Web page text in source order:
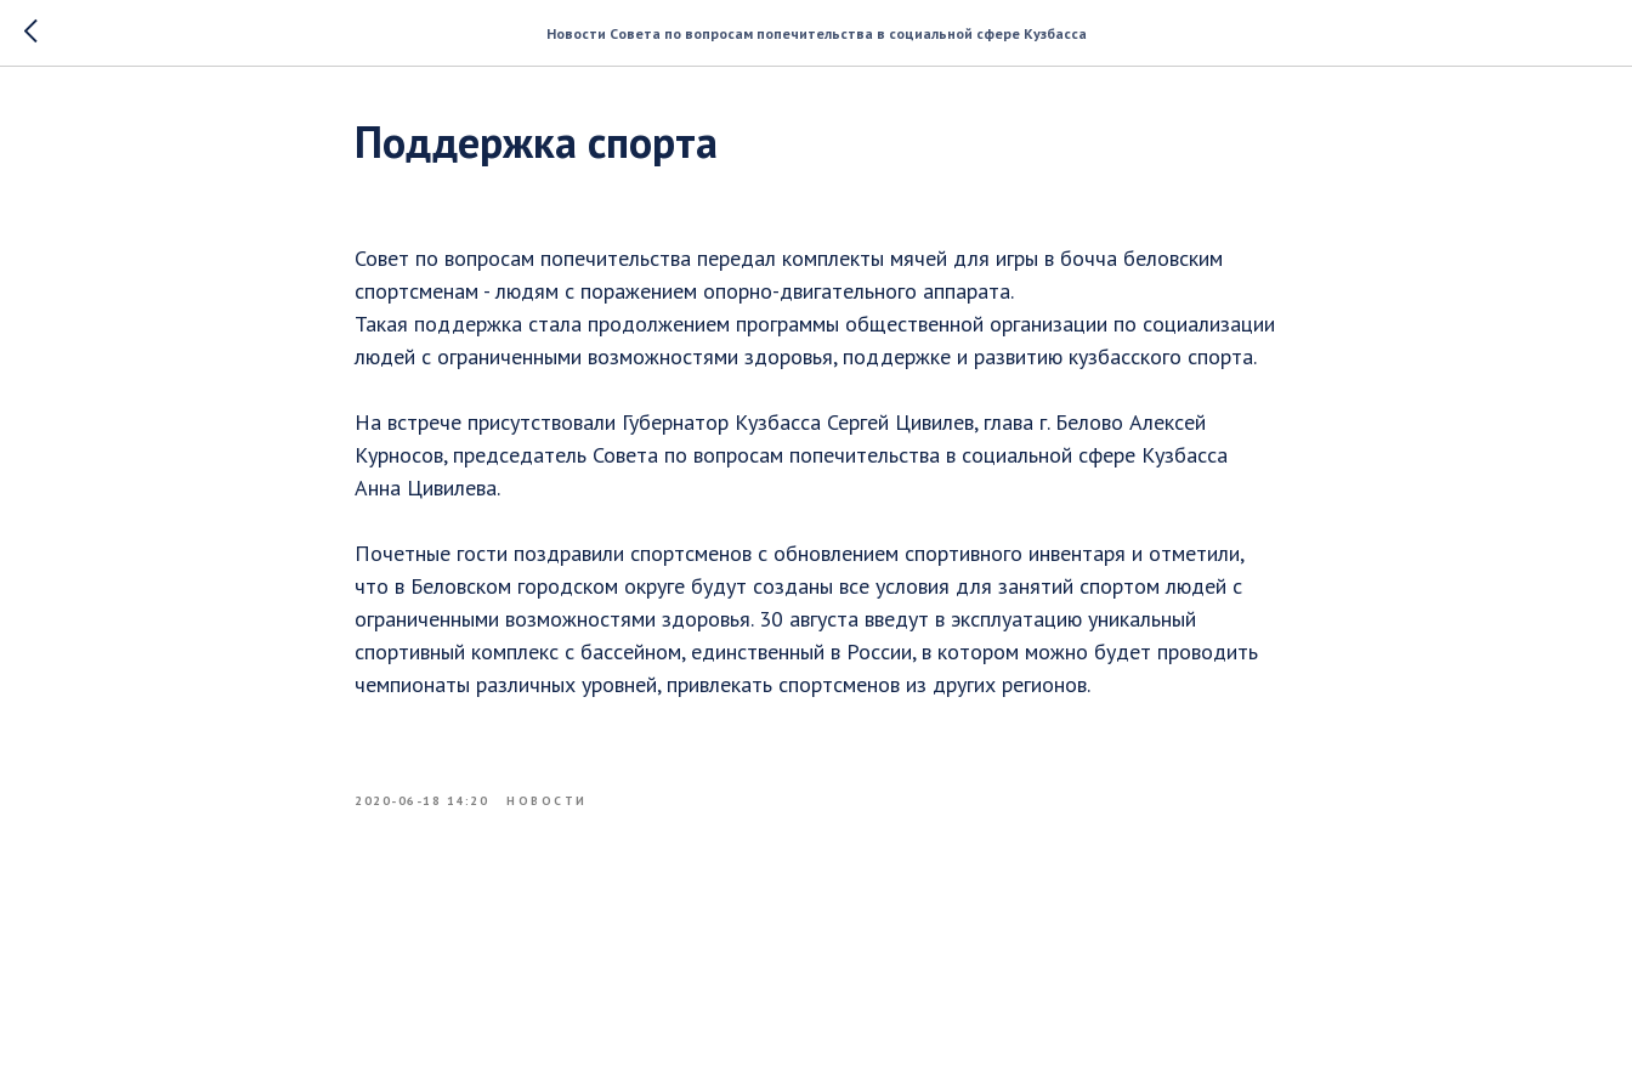
Новости Совета по вопросам попечительства в социальной сфере Кузбасса
Поддержка спорта
Совет по вопросам попечительства передал комплекты мячей для игры в бочча беловским
спортсменам - людям с поражением опорно-двигательного аппарата.
Такая поддержка стала продолжением программы общественной организации по социализации
людей с ограниченными возможностями здоровья, поддержке и развитию кузбасского спорта.
На встрече присутствовали Губернатор Кузбасса Сергей Цивилев, глава г. Белово Алексей
Курносов, председатель Совета по вопросам попечительства в социальной сфере Кузбасса
Анна Цивилева.
Почетные гости поздравили спортсменов с обновлением спортивного инвентаря и отметили,
что в Беловском городском округе будут созданы все условия для занятий спортом людей с
ограниченными возможностями здоровья. 30 августа введут в эксплуатацию уникальный
спортивный комплекс с бассейном, единственный в России, в котором можно будет проводить
чемпионаты различных уровней, привлекать спортсменов из других регионов.
2020-06-18 14:20 НОВОСТИ